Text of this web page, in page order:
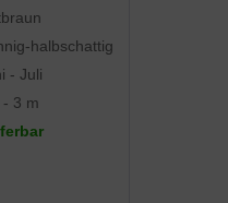
halbschattig
- Juli
- 3 m